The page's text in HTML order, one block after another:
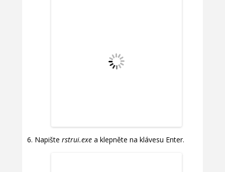
Napište rstrui.exe a klepněte na klávesu Enter.